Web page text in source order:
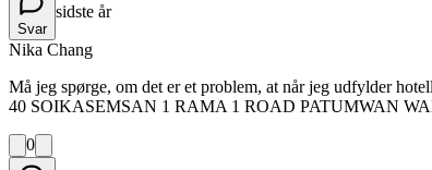
Svar
sidste år
Nika Chang
Må jeg spørge, om det er et problem, at når jeg udfylder
40 SOIKASEMSAN 1 RAMA 1 ROAD PATUMWAN
0